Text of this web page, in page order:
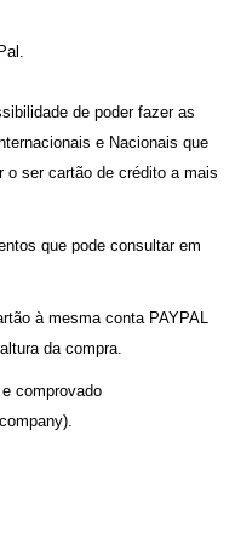
de poder fazer as
e Nacionais que
o ser cartão de crédito a mais
que pode consultar em
à mesma conta PAYPAL
da compra.
comprovado